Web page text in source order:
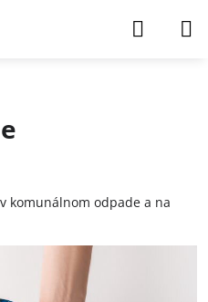
komunálnom odpade a na